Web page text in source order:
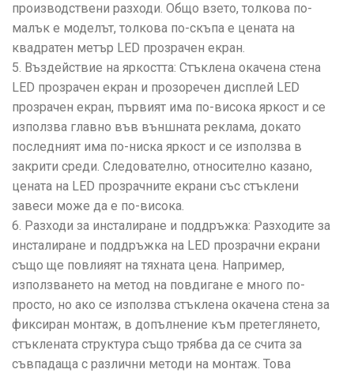
производствени разходи. Общо взето, толкова по-
малък е моделът, толкова по-скъпа е цената на
квадратен метър LED прозрачен екран.
5. Въздействие на яркостта: Стъклена окачена стена
LED прозрачен екран и прозоречен дисплей LED
прозрачен екран, първият има по-висока яркост и се
използва главно във външната реклама, докато
последният има по-ниска яркост и се използва в
закрити среди. Следователно, относително казано,
цената на LED прозрачните екрани със стъклени
завеси може да е по-висока.
6. Разходи за инсталиране и поддръжка: Разходите за
инсталиране и поддръжка на LED прозрачни екрани
също ще повлияят на тяхната цена. Например,
използването на метод на повдигане е много по-
просто, но ако се използва стъклена окачена стена за
фиксиран монтаж, в допълнение към претеглянето,
стъклената структура също трябва да се счита за
съвпадаща с различни методи на монтаж. Това